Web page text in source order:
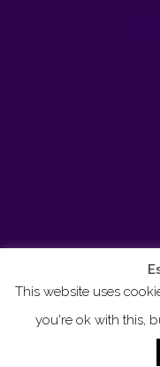
This website uses
you're ok with this,